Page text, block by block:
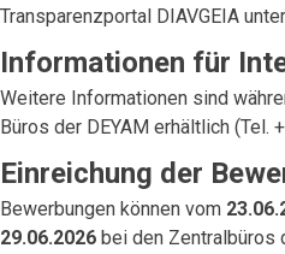
Transparenzportal DIAVGEIA unter
Informationen für
Weitere Informationen sind
Büros der DEYAM erhältlich (Tel.
Einreichung der
Bewerbungen können vom
29.06.2026 bei den Zentralbüros